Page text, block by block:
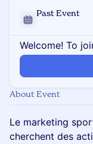
Past Event
Welcome! To
About Event
Le marketing
cherchent des